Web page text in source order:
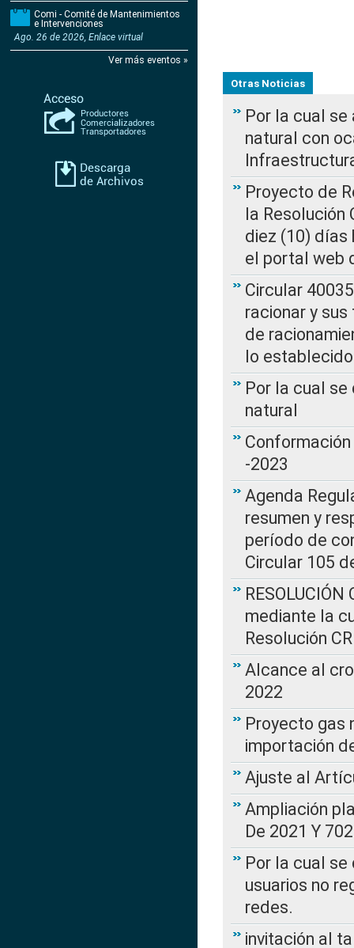
Comi - Comité de Mantenimientos
e Intervenciones
Ago. 26 de 2026, Enlace virtual
Ver más eventos »
Otras Noticias
Por la cual
natural con
Proyecto de
la Resolución
diez (10) días
el portal web
Circular
racionar y
de
lo
Por la cual
natural
-2023
Agenda
resumen y
período de
Circular 105
mediante la
Resolución
Alcance al
2022
Proyecto gas
importación
Ajuste al
Ampliación
De 2021 Y
Por la cual
usuarios no
redes.
invitación al